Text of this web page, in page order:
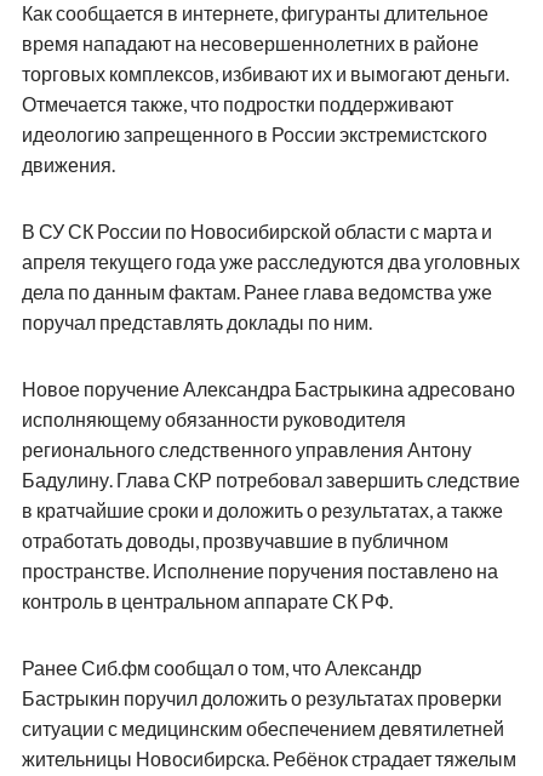
Как сообщается в интернете, фигуранты длительное
время нападают на несовершеннолетних в районе
торговых комплексов, избивают их и вымогают деньги.
Отмечается также, что подростки поддерживают
идеологию запрещенного в России экстремистского
движения.
В СУ СК России по Новосибирской области с марта и
апреля текущего года уже расследуются два уголовных
дела по данным фактам. Ранее глава ведомства уже
поручал представлять доклады по ним.
Новое поручение Александра Бастрыкина адресовано
исполняющему обязанности руководителя
регионального следственного управления Антону
Бадулину. Глава СКР потребовал завершить следствие
в кратчайшие сроки и доложить о результатах, а также
отработать доводы, прозвучавшие в публичном
пространстве. Исполнение поручения поставлено на
контроль в центральном аппарате СК РФ.
Ранее Сиб.фм сообщал о том, что Александр
Бастрыкин поручил доложить о результатах проверки
ситуации с медицинским обеспечением девятилетней
жительницы Новосибирска. Ребёнок страдает тяжелым